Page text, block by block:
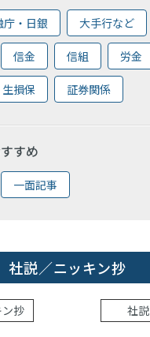
庁・日銀 大手行など
信金 信組 労金
生損保 証券関係
すめ
一面記事
社説／ニッキン抄
抄 社説